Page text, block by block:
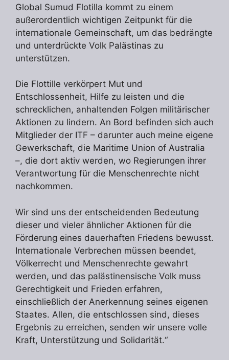
Global Sumud Flotilla kommt zu einem
außerordentlich wichtigen Zeitpunkt für die
internationale Gemeinschaft, um das bedrängte
und unterdrückte Volk Palästinas zu
unterstützen.
Die Flottille verkörpert Mut und
Entschlossenheit, Hilfe zu leisten und die
schrecklichen, anhaltenden Folgen militärischer
Aktionen zu lindern. An Bord befinden sich auch
Mitglieder der ITF – darunter auch meine eigene
Gewerkschaft, die Maritime Union of Australia
–, die dort aktiv werden, wo Regierungen ihrer
Verantwortung für die Menschenrechte nicht
nachkommen.
Wir sind uns der entscheidenden Bedeutung
dieser und vieler ähnlicher Aktionen für die
Förderung eines dauerhaften Friedens bewusst.
Internationale Verbrechen müssen beendet,
Völkerrecht und Menschenrechte gewahrt
werden, und das palästinensische Volk muss
Gerechtigkeit und Frieden erfahren,
einschließlich der Anerkennung seines eigenen
Staates. Allen, die entschlossen sind, dieses
Ergebnis zu erreichen, senden wir unsere volle
Kraft, Unterstützung und Solidarität.“